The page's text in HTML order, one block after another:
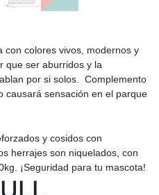
con colores vivos, modernos y
que ser aburridos y la
por si solos. Complemento
causará sensación en el parque
y cosidos con
herrajes son niquelados, con
¡Seguridad para tu mascota!